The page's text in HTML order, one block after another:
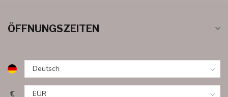
ÖFFNUNGSZEITEN
€